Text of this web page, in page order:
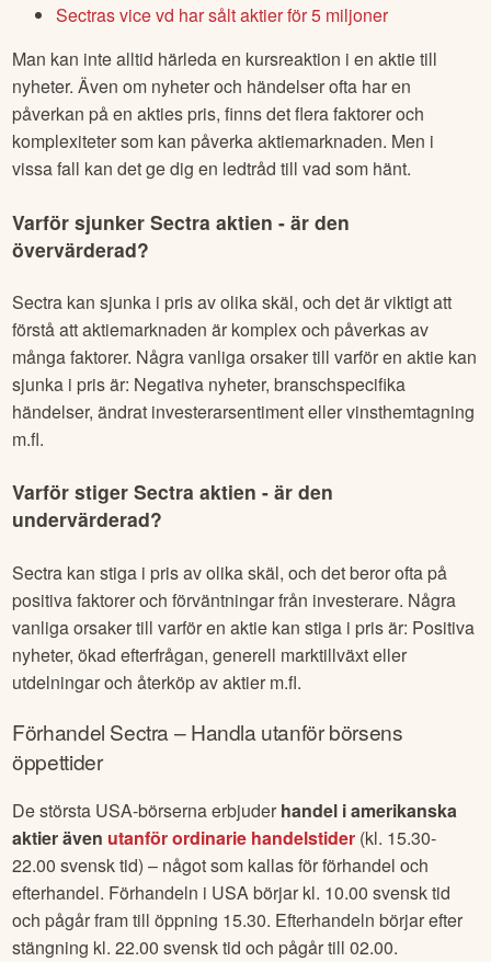
Sectras vice vd har sålt aktier för 5 miljoner
Man kan inte alltid härleda en kursreaktion i en aktie till
nyheter. Även om nyheter och händelser ofta har en
påverkan på en akties pris, finns det flera faktorer och
komplexiteter som kan påverka aktiemarknaden. Men i
vissa fall kan det ge dig en ledtråd till vad som hänt.
Varför sjunkerSectra aktien - är den
övervärderad?
Sectra kan sjunka i pris av olika skäl, och det är viktigt att
förstå att aktiemarknaden är komplex och påverkas av
många faktorer. Några vanliga orsaker till varför en aktie kan
sjunka i pris är: Negativa nyheter, branschspecifika
händelser, ändrat investerarsentiment eller vinsthemtagning
m.fl.
Varför stigerSectra aktien - är den
undervärderad?
Sectra kan stiga i pris av olika skäl, och det beror ofta på
positiva faktorer och förväntningar från investerare. Några
vanliga orsaker till varför en aktie kan stiga i pris är: Positiva
nyheter, ökad efterfrågan, generell marktillväxt eller
utdelningar och återköp av aktier m.fl.
Förhandel Sectra– Handla utanför börsens
öppettider
De största USA-börserna erbjuder handel i amerikanska
aktier även utanför ordinarie handelstider (kl. 15.30-
22.00 svensk tid) – något som kallas för förhandel och
efterhandel. Förhandeln i USA börjar kl. 10.00 svensk tid
och pågår fram till öppning 15.30. Efterhandeln börjar efter
stängning kl. 22.00 svensk tid och pågår till 02.00.